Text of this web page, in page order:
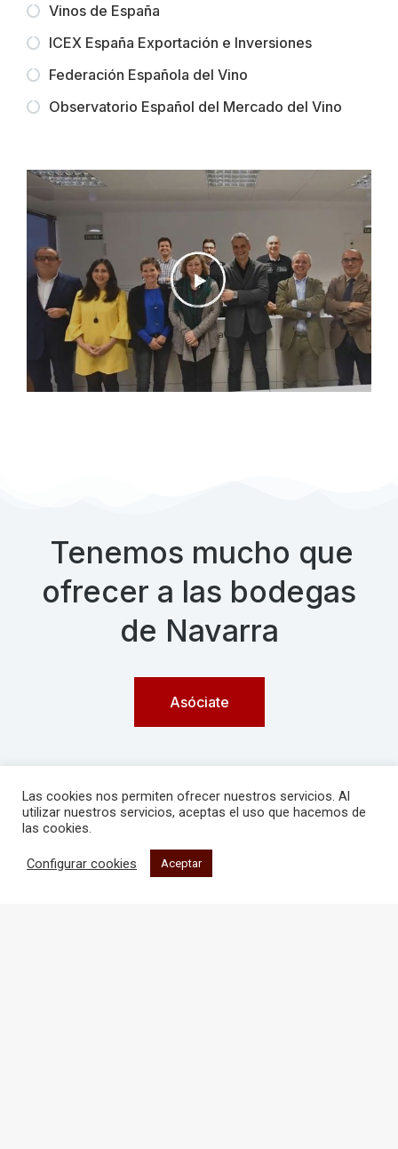
Vinos de España
ICEX España Exportación e Inversiones
Federación Española del Vino
Observatorio Español del Mercado del Vino
Tenemos mucho que
ofrecer a las bodegas
de Navarra
Asóciate
Las cookies nos permiten ofrecer nuestros servicios. Al
utilizar nuestros servicios, aceptas el uso que hacemos de
las cookies.
Configurar cookies Aceptar